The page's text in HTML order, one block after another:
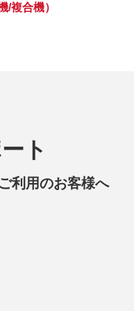
/複合機）
ト
利用のお客様へ